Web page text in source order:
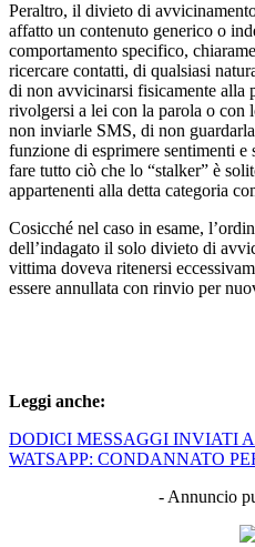
Peraltro, il divieto di
affatto un contenuto generico o
comportamento specifico,
ricercare contatti, di qualsiasi
di non avvicinarsi fisicamente alla
rivolgersi a lei con la parola o con
non inviarle SMS, di non
funzione di esprimere sentimenti e
fare tutto ciò che lo “stalker” è
appartenenti alla detta categoria
Cosicché nel caso in esame,
dell’indagato il solo divieto di
vittima doveva ritenersi
essere annullata con rinvio per
Leggi anche:
DODICI MESSAGGI INVIATI
WATSAPP: CONDANNATO
- Annuncio